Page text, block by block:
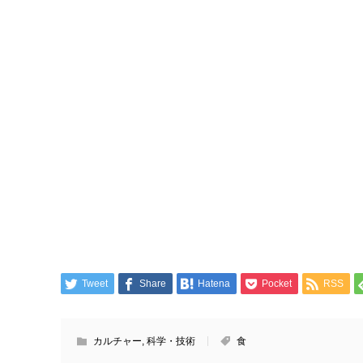
Tweet Share Hatena Pocket RSS
カルチャー 科学・技術 食